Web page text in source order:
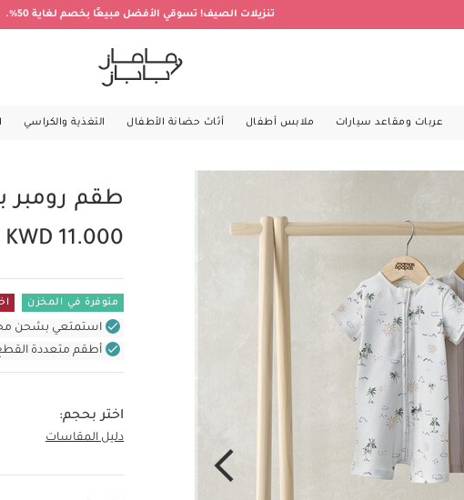
تنزيلات الصيف! تسوقي الأفضل مبيعًا بخصم لغاية 50%.
عربات ومقاعد سيارات ملابس أطفال أثاث حضانة الأطفال التغذية والكراسي
طقم رومبر
KWD 11.000
متوفرة في المخزن
استمتعي بشحن مجاني
أطقم متعددة القطع - اشتري
اختر بحجم:
دليل المقاسات
3-6 Months